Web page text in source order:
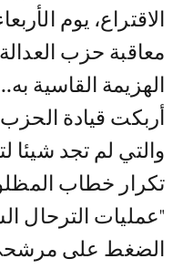
معاقبة حزب
الهزيمة القاسية
أربكت قيادة
والتي لم تجد شيئا
تكرار خطاب
"عمليات الترحال
الضغط على